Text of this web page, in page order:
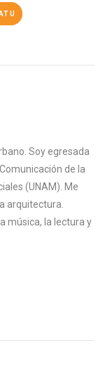
Soy egresada
de la
(UNAM). Me
arquitectura.
música, la lectura y